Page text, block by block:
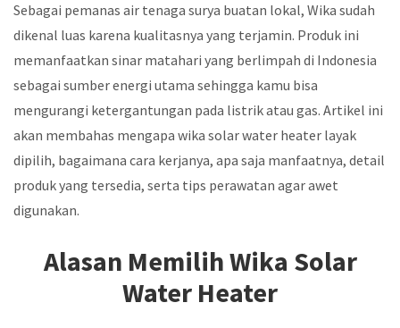
Sebagai pemanas air tenaga surya buatan lokal, Wika sudah
dikenal luas karena kualitasnya yang terjamin. Produk ini
memanfaatkan sinar matahari yang berlimpah di Indonesia
sebagai sumber energi utama sehingga kamu bisa
mengurangi ketergantungan pada listrik atau gas. Artikel ini
akan membahas mengapa wika solar water heater layak
dipilih, bagaimana cara kerjanya, apa saja manfaatnya, detail
produk yang tersedia, serta tips perawatan agar awet
digunakan.
Alasan Memilih Wika Solar
Water Heater